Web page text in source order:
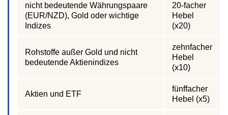
nicht bedeutende Währungspaare
(EUR/NZD), Gold oder wichtige
Indizes
20-facher
Hebel
(x20)
Rohstoffe außer Gold und nicht
bedeutende Aktienindizes
zehnfacher
Hebel
(x10)
Aktien und ETF
fünffacher
Hebel (x5)